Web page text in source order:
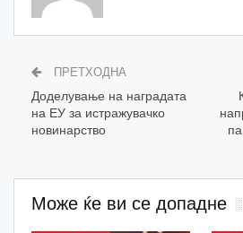
ПРЕТХОДНА
Доделување на наградата
на ЕУ за истражувачко
новинарство
Може ќе ви се допадне